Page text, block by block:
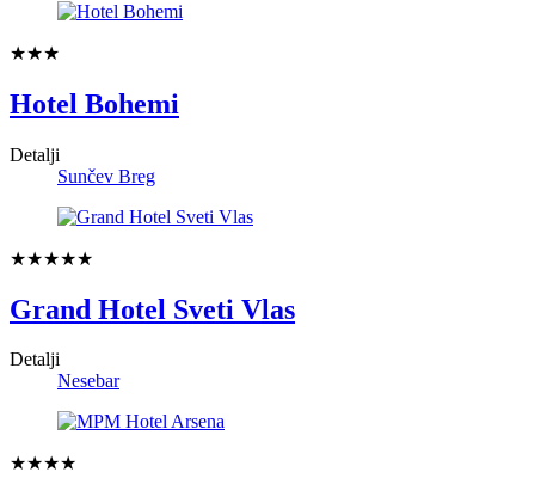
★★★
Hotel Bohemi
Detalji
Sunčev Breg
★★★★★
Grand Hotel Sveti Vlas
Detalji
Nesebar
★★★★